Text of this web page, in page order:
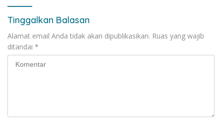
Tinggalkan Balasan
Alamat email Anda tidak akan dipublikasikan. Ruas yang wajib
ditandai *